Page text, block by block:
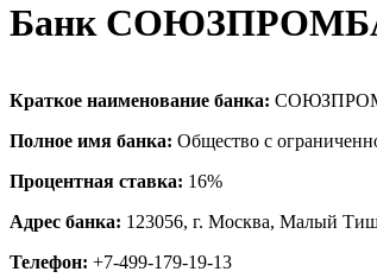
Банк
Краткое наименование банка:
Полное имя банка: Общество с
Процентная ставка: 16%
Адрес банка: 123056, г. Москва, Малый
Телефон: +7-499-179-19-13